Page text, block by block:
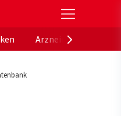
Gesundheitsportal der